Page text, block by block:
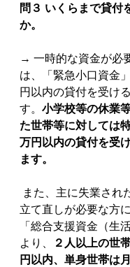
問３ いくらまで貸付
か。
→ 一時的な資金が必
は、「緊急小口資金
円以内の貸付を受け
す。 小学校等の休業
た世帯等に対しては
万円以内の貸付を受
ます。
立て直しが必要な方
「総合支援資金（生
より、
２人以上の世
円以内、単身世帯は